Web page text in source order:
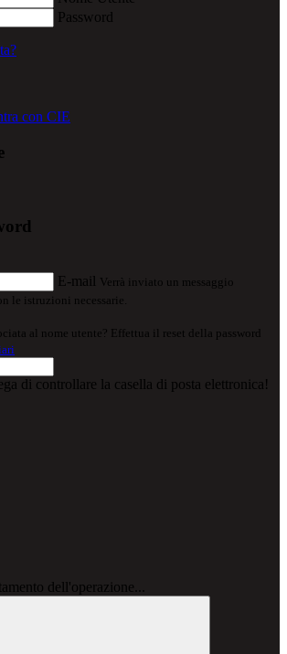
Password
con CIE
E-mail Verrà inviato un messaggio
le istruzioni necessarie.
al nome utente? Effettua il reset della password
di controllare la casella di posta elettronica!
dell'operazione...